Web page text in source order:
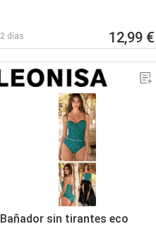
2 días 12,99 €
Bañador sin tirantes eco